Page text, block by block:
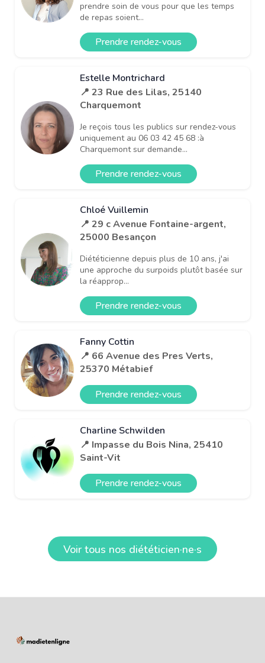
prendre soin de vous pour que les temps
de repas soient...
Prendre rendez-vous
Estelle Montrichard
📍 23 Rue des Lilas, 25140
Charquemont
Je reçois tous les publics sur rendez-vous
uniquement au 06 03 42 45 68 :à
Charquemont sur demande...
Prendre rendez-vous
Chloé Vuillemin
📍 29 c Avenue Fontaine-argent,
25000 Besançon
Diététicienne depuis plus de 10 ans, j'ai
une approche du surpoids plutôt basée sur
la réapprop...
Prendre rendez-vous
Fanny Cottin
📍 66 Avenue des Pres Verts,
25370 Métabief
Prendre rendez-vous
Charline Schwilden
📍 Impasse du Bois Nina, 25410
Saint-Vit
Prendre rendez-vous
Voir tous nos diététicien·ne·s